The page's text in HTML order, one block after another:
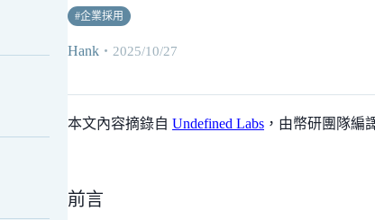
#企業採用
Hank ・ 2025/10/27
本文內容摘錄自 Undefined Labs ，由幣研團隊編
前言